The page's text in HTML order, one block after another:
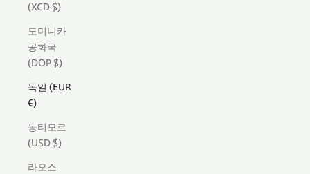
(XCD $)
도미니카
공화국
(DOP $)
독일 (EUR
€)
동티모르
(USD $)
라오스